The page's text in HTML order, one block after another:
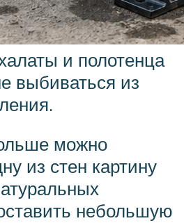
и полотенца
выбиваться из
можно
из стен картину
небольшую